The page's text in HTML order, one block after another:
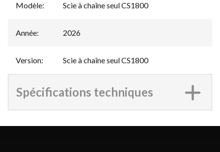
Modèle: Scie à chaîne seul CS1800
Année: 2026
Version: Scie à chaîne seul CS1800
Spécifications techniques